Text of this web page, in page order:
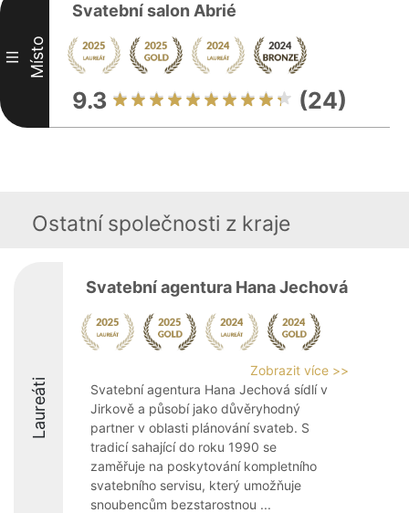
III Místo
Svatební salon Abrié
9.3 (24)
Ostatní společnosti z kraje
Laureáti
Svatební agentura Hana Jechová
Zobrazit více >>
Svatební agentura Hana Jechová sídlí v
Jirkově a působí jako důvěryhodný
partner v oblasti plánování svateb. S
tradicí sahající do roku 1990 se
zaměřuje na poskytování kompletního
svatebního servisu, který umožňuje
snoubencům bezstarostnou ...